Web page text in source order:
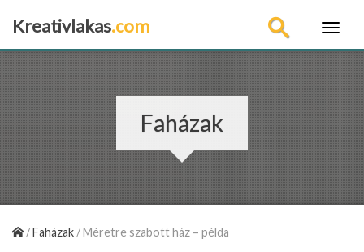
Kreativlakas.com
Faházak
/Faházak /Méretre szabott ház – példa